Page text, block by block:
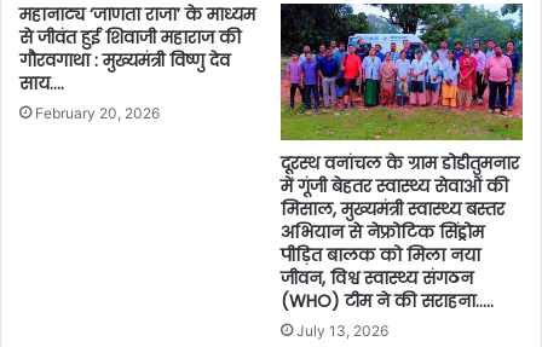
महानाट्य ‘जाणता राजा’ के माध्यम
से जीवंत हुई शिवाजी महाराज की
गौरवगाथा : मुख्यमंत्री विष्णु देव
साय….
February 20, 2026
दूरस्थ वनांचल के ग्राम डोडीतुमनार
में गूंजी बेहतर स्वास्थ्य सेवाओं की
मिसाल, मुख्यमंत्री स्वास्थ्य बस्तर
अभियान से नेफ्रोटिक सिंड्रोम
पीड़ित बालक को मिला नया
जीवन, विश्व स्वास्थ्य संगठन
(WHO) टीम ने की सराहना…..
July 13, 2026